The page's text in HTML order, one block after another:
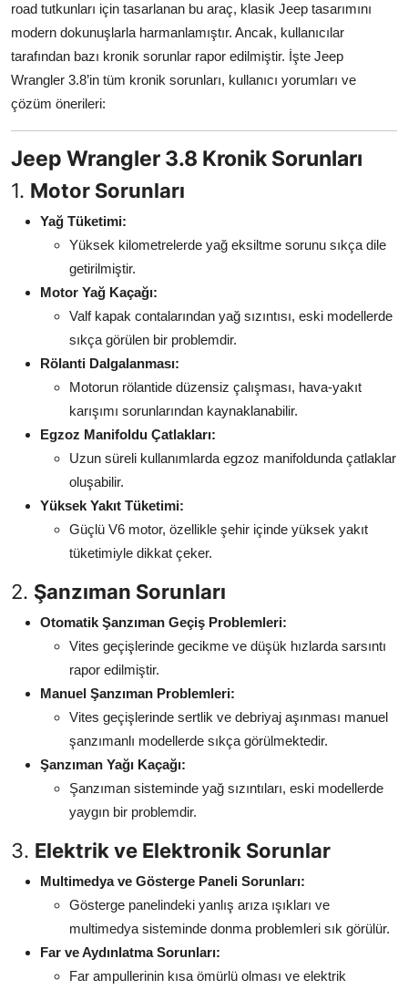
Klima & Konfor
Aydınlatma & Görüş
Şanzıman & Aktarma
Dizel Sistemler
Multimedya & Elektronik
road tutkunları için tasarlanan bu araç, klasik Jeep tasarımını
modern dokunuşlarla harmanlamıştır. Ancak, kullanıcılar
tarafından bazı kronik sorunlar rapor edilmiştir. İşte Jeep
Wrangler 3.8’in tüm kronik sorunları, kullanıcı yorumları ve
çözüm önerileri:
Jeep Wrangler 3.8 Kronik Sorunları
1. Motor Sorunları
Yağ Tüketimi:
Yüksek kilometrelerde yağ eksiltme sorunu sıkça dile
getirilmiştir.
Motor Yağ Kaçağı:
Valf kapak contalarından yağ sızıntısı, eski modellerde
sıkça görülen bir problemdir.
Rölanti Dalgalanması:
Motorun rölantide düzensiz çalışması, hava-yakıt
karışımı sorunlarından kaynaklanabilir.
Egzoz Manifoldu Çatlakları:
Uzun süreli kullanımlarda egzoz manifoldunda çatlaklar
oluşabilir.
Yüksek Yakıt Tüketimi:
Güçlü V6 motor, özellikle şehir içinde yüksek yakıt
tüketimiyle dikkat çeker.
2. Şanzıman Sorunları
Otomatik Şanzıman Geçiş Problemleri:
Vites geçişlerinde gecikme ve düşük hızlarda sarsıntı
rapor edilmiştir.
Manuel Şanzıman Problemleri:
Vites geçişlerinde sertlik ve debriyaj aşınması manuel
şanzımanlı modellerde sıkça görülmektedir.
Şanzıman Yağı Kaçağı:
Şanzıman sisteminde yağ sızıntıları, eski modellerde
yaygın bir problemdir.
3. Elektrik ve Elektronik Sorunlar
Multimedya ve Gösterge Paneli Sorunları:
Gösterge panelindeki yanlış arıza ışıkları ve
multimedya sisteminde donma problemleri sık görülür.
Far ve Aydınlatma Sorunları:
Far ampullerinin kısa ömürlü olması ve elektrik